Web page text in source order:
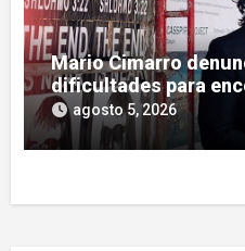
Mario Cimarro
dificultades para
actuación
agosto 5, 2026